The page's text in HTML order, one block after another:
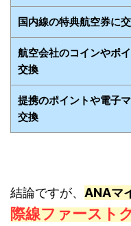
国内線の特典航空券に
航空会社のコインやポ
交換
提携のポイントや電子
交換
結論ですが、 ANAマ
際線ファースト